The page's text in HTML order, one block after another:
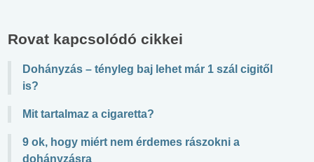
Rovat kapcsolódó cikkei
Dohányzás – tényleg baj lehet már 1 szál cigitől
is?
Mit tartalmaz a cigaretta?
9 ok, hogy miért nem érdemes rászokni a
dohányzásra